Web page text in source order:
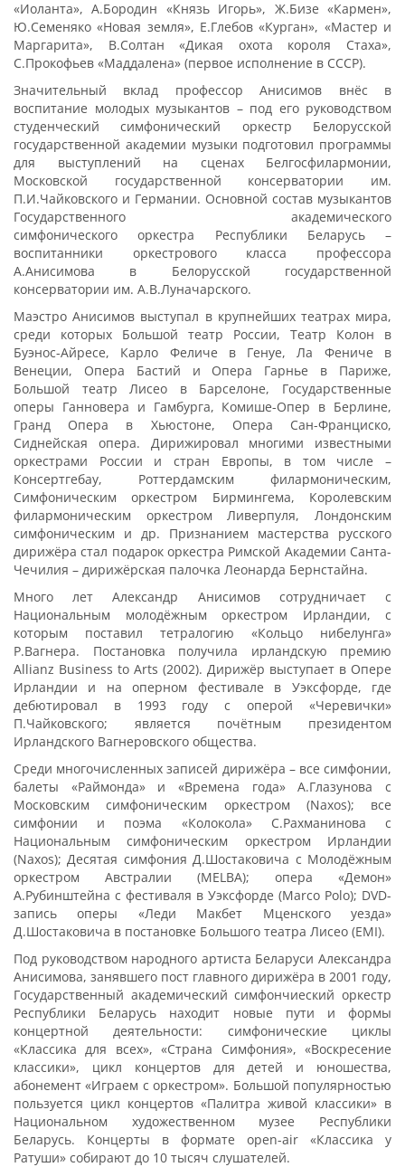
«Иоланта», А.Бородин «Князь Игорь», Ж.Бизе «Кармен»,
Ю.Семеняко «Новая земля», Е.Глебов «Курган», «Мастер и
Маргарита», В.Солтан «Дикая охота короля Стаха»,
С.Прокофьев «Маддалена» (первое исполнение в СССР).
Значительный вклад профессор Анисимов внёс в
воспитание молодых музыкантов – под его руководством
студенческий симфонический оркестр Белорусской
государственной академии музыки подготовил программы
для выступлений на сценах Белгосфилармонии,
Московской государственной консерватории им.
П.И.Чайковского и Германии. Основной состав музыкантов
Государственного академического
симфонического оркестра Республики Беларусь –
воспитанники оркестрового класса профессора
А.Анисимова в Белорусской государственной
консерватории им. А.В.Луначарского.
Маэстро Анисимов выступал в крупнейших театрах мира,
среди которых Большой театр России, Театр Колон в
Буэнос-Айресе, Карло Феличе в Генуе, Ла Фениче в
Венеции, Опера Бастий и Опера Гарнье в Париже,
Большой театр Лисео в Барселоне, Государственные
оперы Ганновера и Гамбурга, Комише-Опер в Берлине,
Гранд Опера в Хьюстоне, Опера Сан-Франциско,
Сиднейская опера. Дирижировал многими известными
оркестрами России и стран Европы, в том числе –
Консертгебау, Роттердамским филармоническим,
Симфоническим оркестром Бирмингема, Королевским
филармоническим оркестром Ливерпуля, Лондонским
симфоническим и др. Признанием мастерства русского
дирижёра стал подарок оркестра Римской Академии Санта-
Чечилия – дирижёрская палочка Леонарда Бернстайна.
Много лет Александр Анисимов сотрудничает с
Национальным молодёжным оркестром Ирландии, с
которым поставил тетралогию «Кольцо нибелунга»
Р.Вагнера. Постановка получила ирландскую премию
Allianz Business to Arts (2002). Дирижёр выступает в Опере
Ирландии и на оперном фестивале в Уэксфорде, где
дебютировал в 1993 году с оперой «Черевички»
П.Чайковского; является почётным президентом
Ирландского Вагнеровского общества.
Среди многочисленных записей дирижёра – все симфонии,
балеты «Раймонда» и «Времена года» А.Глазунова с
Московским симфоническим оркестром (Naxos); все
симфонии и поэма «Колокола» С.Рахманинова с
Национальным симфоническим оркестром Ирландии
(Naxos); Десятая симфония Д.Шостаковича с Молодёжным
оркестром Австралии (MELBA); опера «Демон»
А.Рубинштейна с фестиваля в Уэксфорде (Marco Polo); DVD-
запись оперы «Леди Макбет Мценского уезда»
Д.Шостаковича в постановке Большого театра Лисео (EMI).
Под руководством народного артиста Беларуси Александра
Анисимова, занявшего пост главного дирижёра в 2001 году,
Государственный академический симфончиеский оркестр
Республики Беларусь находит новые пути и формы
концертной деятельности: симфонические циклы
«Классика для всех», «Страна Симфония», «Воскресение
классики», цикл концертов для детей и юношества,
абонемент «Играем с оркестром». Большой популярностью
пользуется цикл концертов «Палитра живой классики» в
Национальном художественном музее Республики
Беларусь. Концерты в формате open-air «Классика у
Ратуши» собирают до 10 тысяч слушателей.